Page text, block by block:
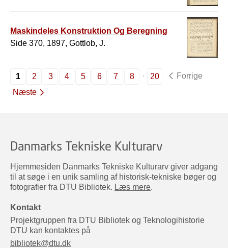
Maskindeles Konstruktion Og Beregning
Side 370, 1897, Gottlob, J.
1 2 3 4 5 6 7 8 20
Forrige
Næste
Danmarks Tekniske Kulturarv
Hjemmesiden Danmarks Tekniske Kulturarv giver adgang
til at søge i en unik samling af historisk-tekniske bøger og
fotografier fra DTU Bibliotek. Læs mere.
Kontakt
Projektgruppen fra DTU Bibliotek og Teknologihistorie
DTU kan kontaktes på
bibliotek@dtu.dk